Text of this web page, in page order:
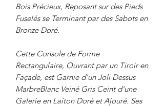
Bois Précieux, Reposant sur des Pieds
Fuselés se Terminant par des Sabots en
Bronze Doré.
Cette Console de Forme
Rectangulaire, Ouvrant par un Tiroir en
Façade, est Garnie d'un Joli Dessus
MarbreBlanc Veiné Gris Ceint d'une
Galerie en Laiton Doré et Ajouré. Ses